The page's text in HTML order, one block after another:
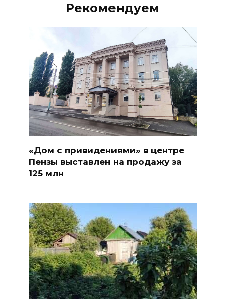
Рекомендуем
«Дом с привидениями» в центре
Пензы выставлен на продажу за
125 млн